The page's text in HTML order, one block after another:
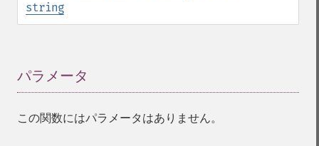
string
パラメータ
この関数にはパラメータはありません。